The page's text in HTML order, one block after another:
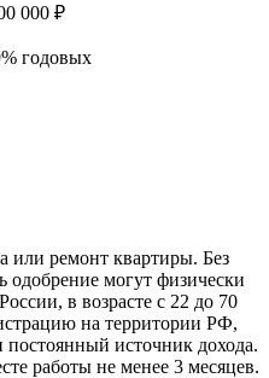
000 ₽
годовых
или ремонт квартиры. Без
одобрение могут физически
в возрасте с 22 до 70
на территории РФ,
источник дохода.
работы не менее 3 месяцев.